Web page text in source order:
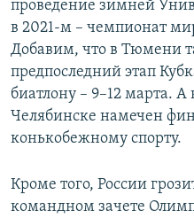
проведение зимней
в 2021-м – чемпионат
Добавим, что в Тюмени
предпоследний этап
биатлону – 9–12 марта. А
Челябинске намечен
конькобежному спорту.
Кроме того, России
командном зачете